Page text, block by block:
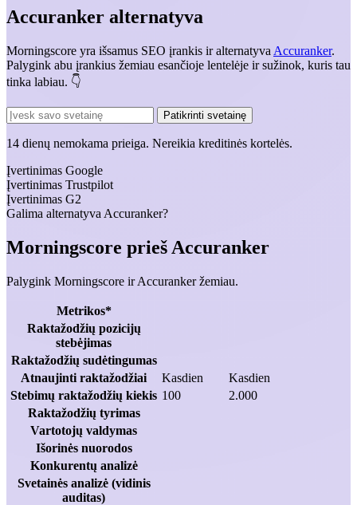
Accuranker alternatyva
Morningscore yra išsamus SEO įrankis ir alternatyva Accuranker.
Palygink abu įrankius žemiau esančioje lentelėje ir sužinok, kuris tau
tinka labiau. 👇️
Patikrinti svetainę
14 dienų nemokama prieiga. Nereikia kreditinės kortelės.
Įvertinimas Google
Įvertinimas Trustpilot
Įvertinimas G2
Galima alternatyva Accuranker?
Morningscore prieš Accuranker
Palygink Morningscore ir Accuranker žemiau.
Metrikos*
Raktažodžių pozicijų
stebėjimas
Raktažodžių sudėtingumas
Atnaujinti raktažodžiai
Kasdien
Kasdien
Stebimų raktažodžių kiekis 100
2.000
Raktažodžių tyrimas
Vartotojų valdymas
Išorinės nuorodos
Konkurentų analizė
Svetainės analizė (vidinis
auditas)